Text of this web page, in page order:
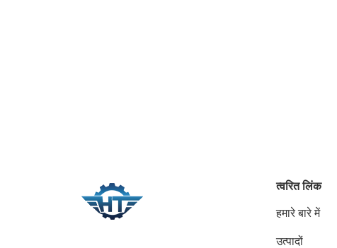
त्वरित लिंक
हमारे बारे में
उत्पादों